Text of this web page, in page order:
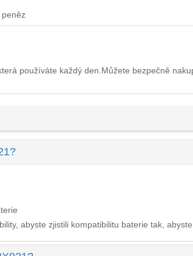
používáte každý den.Můžete bezpečně
abyste zjistili kompatibilitu baterie tak,